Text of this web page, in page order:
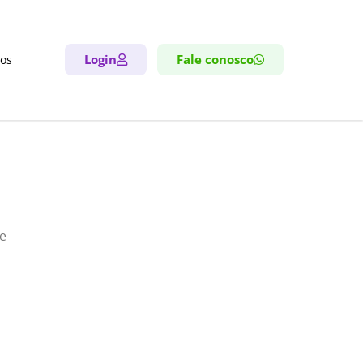
Login Fale conosco